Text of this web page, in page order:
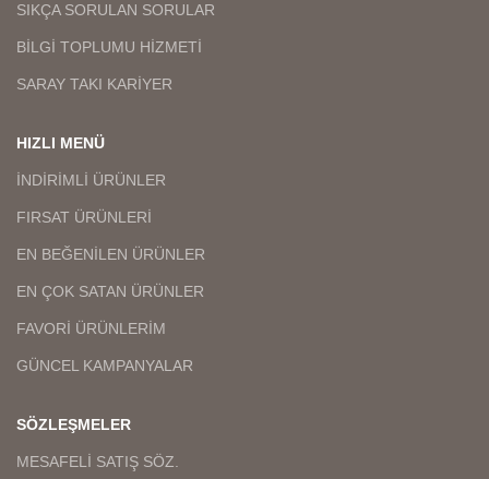
SIKÇA SORULAN SORULAR
BİLGİ TOPLUMU HİZMETİ
SARAY TAKI KARİYER
HIZLI MENÜ
İNDİRİMLİ ÜRÜNLER
FIRSAT ÜRÜNLERİ
EN BEĞENİLEN ÜRÜNLER
EN ÇOK SATAN ÜRÜNLER
FAVORİ ÜRÜNLERİM
GÜNCEL KAMPANYALAR
SÖZLEŞMELER
MESAFELİ SATIŞ SÖZ.